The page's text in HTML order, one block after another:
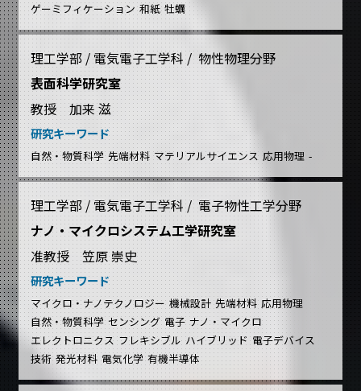
ゲーミフィケーション 和紙 牡蠣
理工学部 / 電気電子工学科 / 物性物理分野
表面科学研究室
教授 加来 滋
研究キーワード
自然・物質科学 先端材料 マテリアルサイエンス 応用物理 -
理工学部 / 電気電子工学科 / 電子物性工学分野
ナノ・マイクロシステム工学研究室
准教授 笠原 崇史
研究キーワード
マイクロ・ナノテクノロジー 機械設計 先端材料 応用物理
自然・物質科学 センシング 電子 ナノ・マイクロ
エレクトロニクス フレキシブル ハイブリッド 電子デバイス
技術 発光材料 電気化学 有機半導体